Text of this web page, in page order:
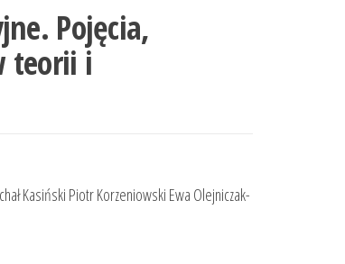
Pojęcia,
teorii i
Kasiński Piotr Korzeniowski Ewa Olejniczak-